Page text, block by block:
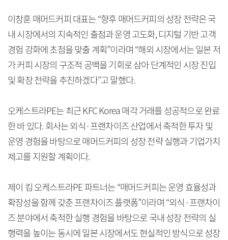
이창훈 매머드커피 대표는 “향후 매머드커피의 성장 전략은 국
내 시장에서의 지속적인 출점과 운영 고도화, 디지털 기반 고객
경험 강화에 초점을 맞출 계획”이라며 “해외 시장에서는 일본 저
가 커피 시장의 구조적 공백을 기회로 삼아 단계적인 시장 진입
및 확장 전략을 추진하겠다”고 말했다.
오케스트라PE는 최근 KFC Korea 매각 거래를 성공적으로 완료
한 바 있다. 회사는 외식·프랜차이즈 산업에서 축적한 투자 및
운영 경험을 바탕으로 매머드커피의 성장 전략 실행과 기업가치
제고를 지원할 계획이다.
제이 킴 오케스트라PE 파트너는 “매머드커피는 운영 효율성과
확장성을 함께 갖춘 프랜차이즈 플랫폼”이라며 “외식·프랜차이
즈 분야에서 축적한 실행 경험을 바탕으로 국내 성장 전략의 실
행력을 높이는 동시에 일본 시장에서도 현실적인 방식으로 성장